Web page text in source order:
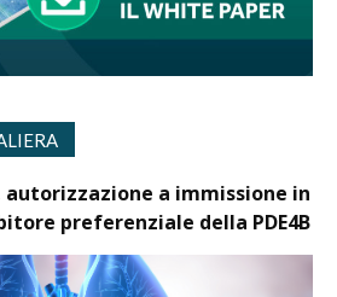
autorizzazione a immissione in
preferenziale della PDE4B